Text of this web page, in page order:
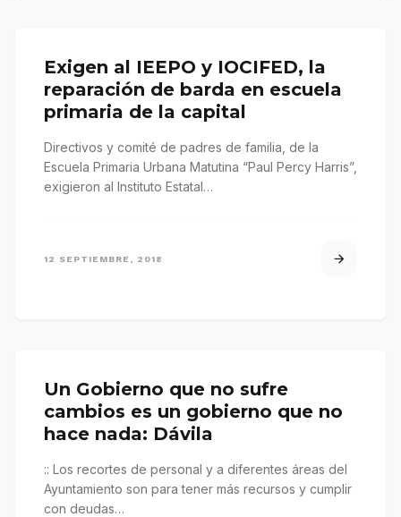
Exigen al IEEPO y IOCIFED, la
reparación de barda en escuela
primaria de la capital
Directivos y comité de padres de familia, de la
Escuela Primaria Urbana Matutina “Paul Percy Harris”,
exigieron al Instituto Estatal…
12 SEPTIEMBRE, 2018
Un Gobierno que no sufre
cambios es un gobierno que no
hace nada: Dávila
:: Los recortes de personal y a diferentes áreas del
Ayuntamiento son para tener más recursos y cumplir
con deudas…